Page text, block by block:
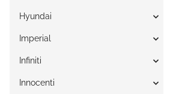
Hyundai
Imperial
Infiniti
Innocenti